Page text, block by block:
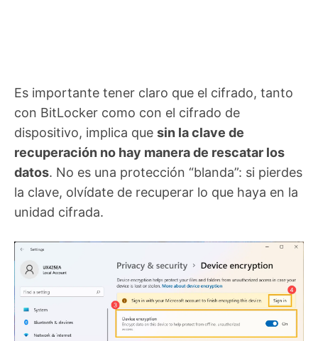
Es importante tener claro que el cifrado, tanto
con BitLocker como con el cifrado de
dispositivo, implica que sin la clave de
recuperación no hay manera de rescatar los
datos. No es una protección “blanda”: si pierdes
la clave, olvídate de recuperar lo que haya en la
unidad cifrada.